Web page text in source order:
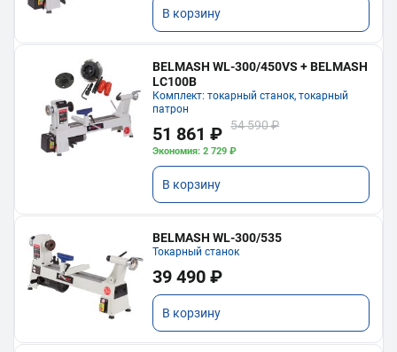
В корзину
BELMASH WL-300/450VS + BELMASH
LC100B
Комплект: токарный станок, токарный
патрон
51 861 ₽ 54 590 ₽
Экономия: 2 729 ₽
В корзину
BELMASH WL-300/535
Токарный станок
39 490 ₽
В корзину